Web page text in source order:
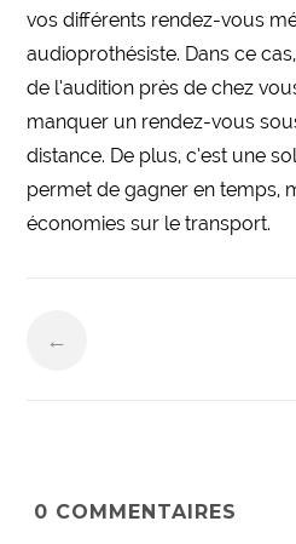
vos différents rendez-vous
audioprothésiste. Dans ce
de l’audition près de chez
manquer un rendez-vous
distance. De plus, c’est une
permet de gagner en temps,
économies sur le transport.
←
0 COMMENTAIRES